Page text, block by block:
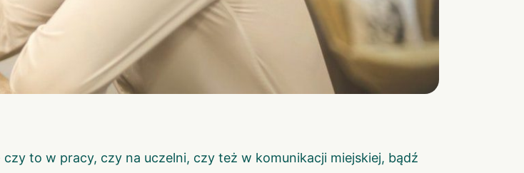
to w pracy, czy na uczelni, czy też w komunikacji miejskiej, bądź